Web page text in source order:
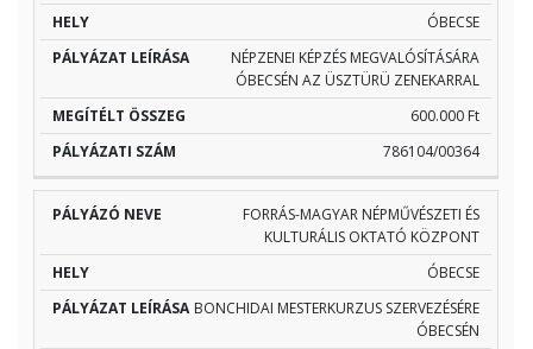
ÓBECSE
NÉPZENEI KÉPZÉS MEGVALÓSÍTÁSÁRA
ÓBECSÉN AZ ÜSZTÜRÜ ZENEKARRAL
600.000 Ft
786104/00364
FORRÁS-MAGYAR NÉPMŰVÉSZETI ÉS
KULTURÁLIS OKTATÓ KÖZPONT
ÓBECSE
BONCHIDAI MESTERKURZUS SZERVEZÉSÉRE
ÓBECSÉN